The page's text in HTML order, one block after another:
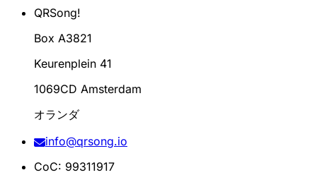
QRSong!
Box A3821
Keurenplein 41
1069CD Amsterdam
オランダ
info@qrsong.io
CoC: 99311917